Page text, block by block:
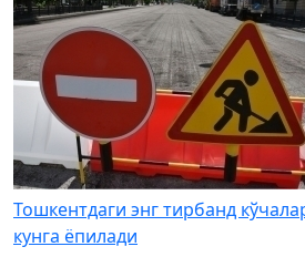
Тошкентдаги энг тирбанд
кунга ёпилади